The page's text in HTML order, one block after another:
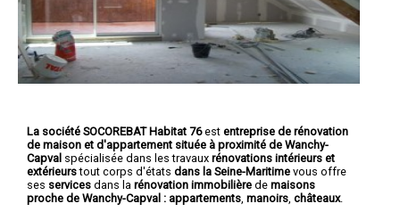
La société SOCOREBAT Habitat 76est entreprise de rénovation
de maison et d'appartement située à proximité de Wanchy-
Capval spécialisée dans les travaux rénovations intérieurs et
extérieurstout corps d'états dans la Seine-Maritime vous offre
ses services dans la rénovation immobilière de maisons
proche de Wanchy-Capval : appartements manoirs châteaux.